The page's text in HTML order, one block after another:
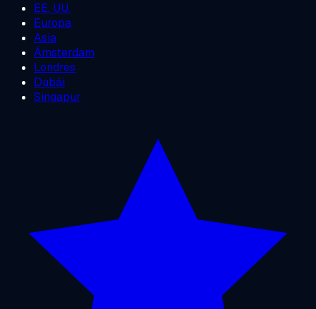
EE. UU.
Europa
Asia
Ámsterdam
Londres
Dubái
Singapur